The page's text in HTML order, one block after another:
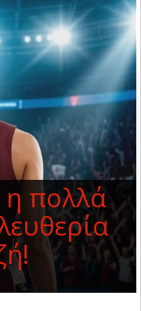
η πολλά